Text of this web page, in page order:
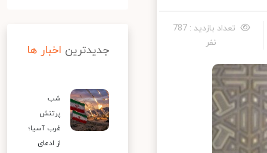
تعداد بازدید : 787
نفر
جدیدترین اخبار ها
شب
پرتنش
غرب آسیا؛
از ادعای